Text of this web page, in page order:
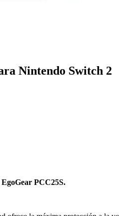
Nintendo Switch 2
PCC25S.